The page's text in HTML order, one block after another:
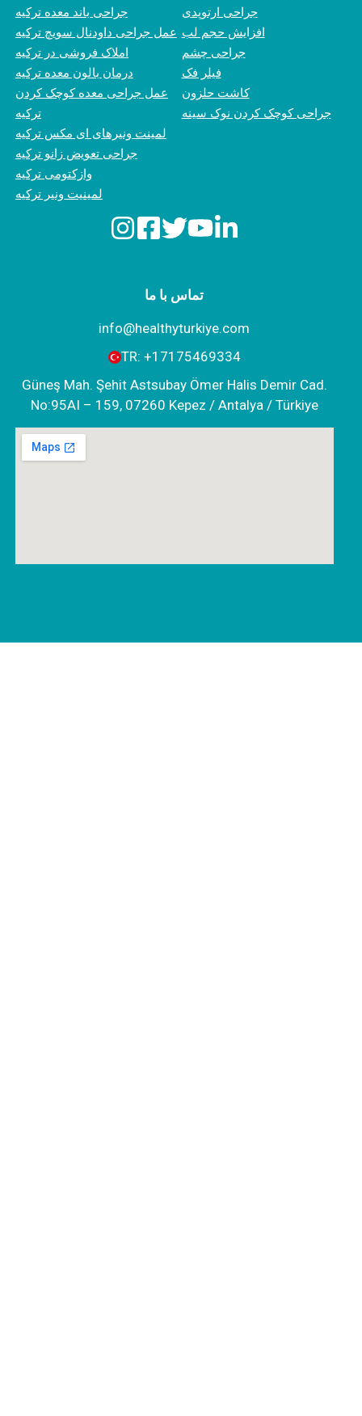
جراحی باند معده ترکیه
عمل جراحی داودنال سویچ ترکیه
املاک فروشی در ترکیه
درمان بالون معده ترکیه
عمل جراحی معده کوچک کردن
ترکیه
لمینت ونیرهای ای مکس ترکیه
جراحی تعویض زانو ترکیه
وازکتومی ترکیه
لمینیت ونیر ترکیه
جراحی ارتوپدی
افزایش حجم لب
جراحی چشم
فیلر فک
کاشت حلزون
جراحی کوچک کردن نوک سینه
تماس با ما
info@healthyturkiye.com
TR: +‪17175469334‬
Güneş Mah. Şehit Astsubay Ömer Halis Demir Cad.
No:95AI – 159, 07260 Kepez / Antalya / Türkiye